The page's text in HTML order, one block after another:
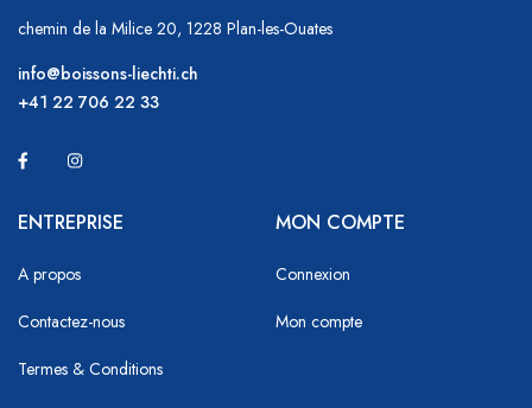
chemin de la Milice 20, 1228 Plan-les-Ouates
info@boissons-liechti.ch
+41 22 706 22 33
ENTREPRISE
A propos
Contactez-nous
Termes & Conditions
MON COMPTE
Connexion
Mon compte